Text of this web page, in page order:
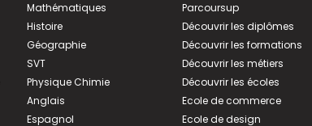
Mathématiques
Histoire
Géographie
SVT
Physique Chimie
Anglais
Espagnol
Parcoursup
Découvrir les diplômes
Découvrir les formations
Découvrir les métiers
Découvrir les écoles
Ecole de commerce
Ecole de design